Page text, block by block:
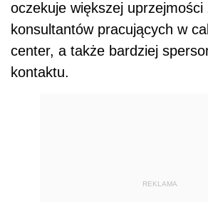
oczekuje większej
konsultantów pracujących w
center, a także bardziej
kontaktu.
REKLAMA